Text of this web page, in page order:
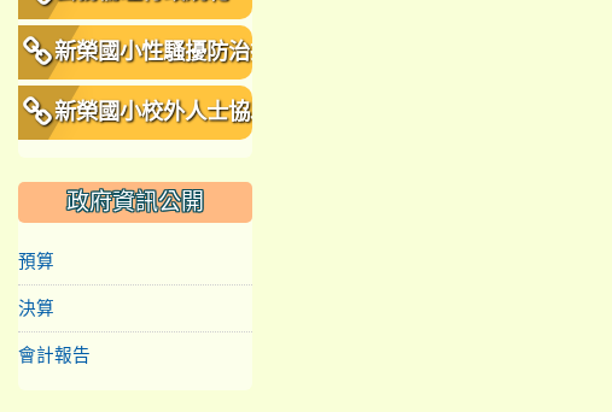
新榮國小性騷擾防治措
施、申訴及懲戒規範
新榮國小校外人士協助
政府資訊公開
預算
決算
會計報告